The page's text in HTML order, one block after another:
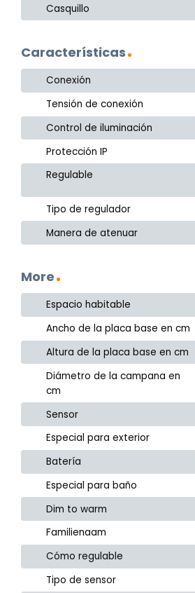
Casquillo
Características
Conexión
Tensión de conexión
Control de iluminación
Protección IP
Regulable
Tipo de regulador
Manera de atenuar
More
Espacio habitable
Ancho de la placa base en cm
Altura de la placa base en cm
Diámetro de la campana en
cm
Sensor
Especial para exterior
Batería
Especial para baño
Dim to warm
Familienaam
Cómo regulable
Tipo de sensor